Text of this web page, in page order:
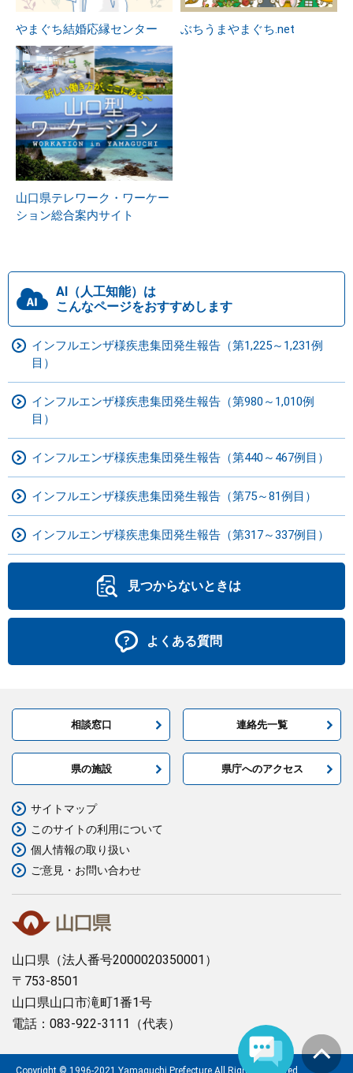
やまぐち結婚応縁センター ぶちうまやまぐち.net
山口県テレワーク・ワーケー
ション総合案内サイト
AI（人工知能）は
こんなページをおすすめします
インフルエンザ様疾患集団発生報告（第1,225～1,231例
目）
インフルエンザ様疾患集団発生報告（第980～1,010例
目）
インフルエンザ様疾患集団発生報告（第440～467例目）
インフルエンザ様疾患集団発生報告（第75～81例目）
インフルエンザ様疾患集団発生報告（第317～337例目）
見つからないときは
よくある質問
相談窓口 連絡先一覧
県の施設 県庁へのアクセス
山口県 （法人番号2000020350001）
〒753-8501
山口県山口市滝町1番1号
電話：083-922-3111（代表）
サイトマップ
このサイトの利用について
個人情報の取り扱い
ご意見・お問い合わせ
Copyright © 1996-2021 Yamaguchi Prefecture.All Rights Reserved.